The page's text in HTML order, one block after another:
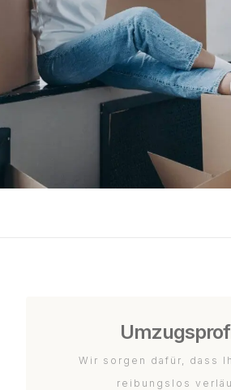
Wir sorgen dafür, dass
reibungslos